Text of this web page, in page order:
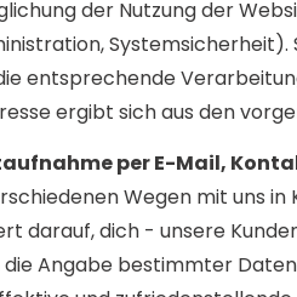
der Nutzung der
entsprechende
ergibt sich aus den
per E-Mail,
Wegen mit uns
darauf, dich - unsere
Angabe bestimmter